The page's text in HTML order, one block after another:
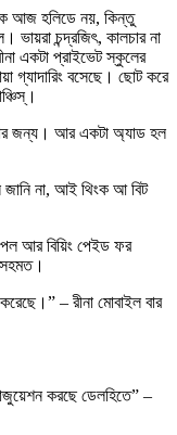
আজ হলিডে নয়, কিন্তু
ভায়রা চন্দ্রজিৎ, কালচার না
একটা প্রাইভেট স্কুলের
গ্যাদারিং বসেছে। ছোট করে
জন্য। আর একটা অ্যাড হল
জানি না, আই থিংক আ বিট
আর বিয়িং পেইড ফর
– রীনা মোবাইল বার
করছে ডেলহিতে” –